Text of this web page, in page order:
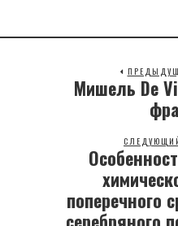
Мишель De
поперечного